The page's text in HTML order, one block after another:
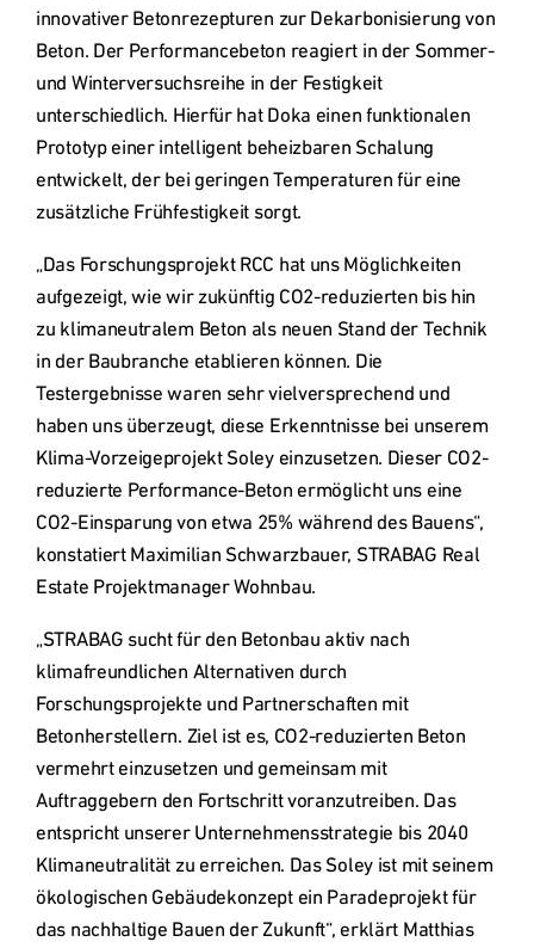
innovativer Betonrezepturen zur Dekarbonisierung von
Beton. Der Performancebeton reagiert in der Sommer-
und Winterversuchsreihe in der Festigkeit
unterschiedlich. Hierfür hat Doka einen funktionalen
Prototyp einer intelligent beheizbaren Schalung
entwickelt, der bei geringen Temperaturen für eine
zusätzliche Frühfestigkeit sorgt.
„Das Forschungsprojekt RCC hat uns Möglichkeiten
aufgezeigt, wie wir zukünftig CO2-reduzierten bis hin
zu klimaneutralem Beton als neuen Stand der Technik
in der Baubranche etablieren können. Die
Testergebnisse waren sehr vielversprechend und
haben uns überzeugt, diese Erkenntnisse bei unserem
Klima-Vorzeigeprojekt Soley einzusetzen. Dieser CO2-
reduzierte Performance-Beton ermöglicht uns eine
CO2-Einsparung von etwa 25% während des Bauens“,
konstatiert Maximilian Schwarzbauer, STRABAG Real
Estate Projektmanager Wohnbau.
„STRABAG sucht für den Betonbau aktiv nach
klimafreundlichen Alternativen durch
Forschungsprojekte und Partnerschaften mit
Betonherstellern. Ziel ist es, CO2-reduzierten Beton
vermehrt einzusetzen und gemeinsam mit
Auftraggebern den Fortschritt voranzutreiben. Das
entspricht unserer Unternehmensstrategie bis 2040
Klimaneutralität zu erreichen. Das Soley ist mit seinem
ökologischen Gebäudekonzept ein Paradeprojekt für
das nachhaltige Bauen der Zukunft“, erklärt Matthias